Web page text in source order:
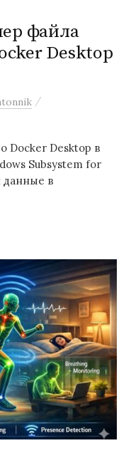
файла
Desktop
/
Docker Desktop в
Subsystem for
данные в